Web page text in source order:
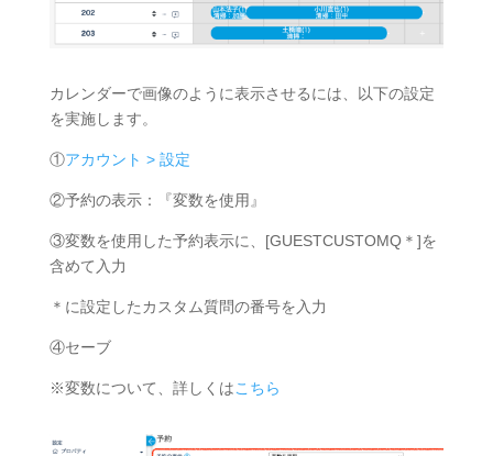
カレンダーで画像のように表示させるには、以下の設定
を実施します。
①アカウント > 設定
②予約の表示：『変数を使用』
③変数を使用した予約表示に、[GUESTCUSTOMQ＊]を
含めて入力
＊に設定したカスタム質問の番号を入力
④セーブ
※変数について、詳しくはこちら